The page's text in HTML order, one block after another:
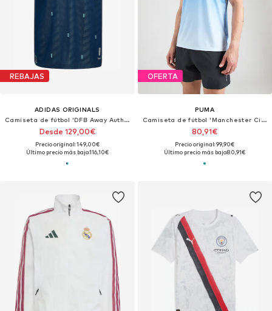
REBAJAS
ADIDAS ORIGINALS
Camiseta de fútbol 'DFB Away Authentic'
Desde 129,00€
Precio original: 149,00€
Último precio más bajo:116,10€
OFERTA
PUMA
Camiseta de fútbol 'Manchester City Heimtrikot 2026/27'
80,91€
Precio original: 99,90€
Último precio más bajo:80,91€